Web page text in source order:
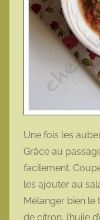
Une fois les
Grâce au
facilement.
les ajouter au
Mélanger bien le
de citron, l’huile